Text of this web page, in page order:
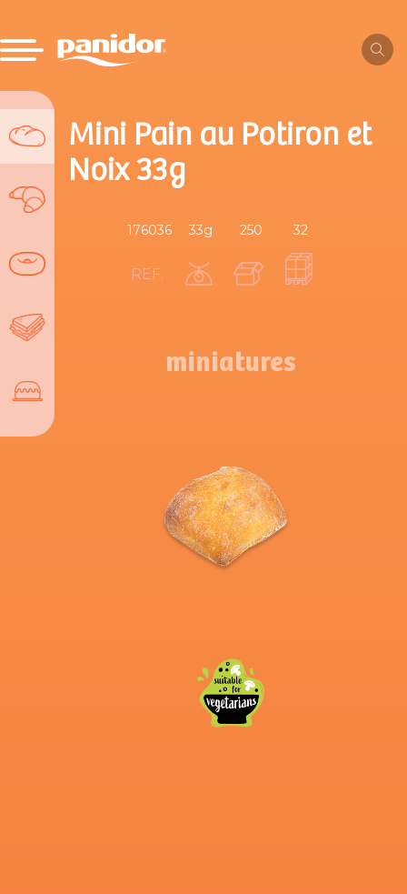
Mini Pain au Potiron et
Noix 33g
REF.
176036 33g 250 32
miniatures